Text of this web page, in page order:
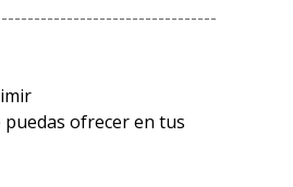
ofrecer en tus